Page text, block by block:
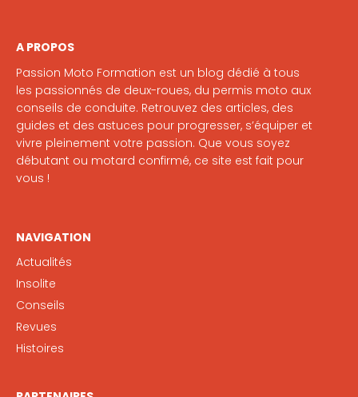
A PROPOS
Passion Moto Formation est un blog dédié à tous
les passionnés de deux-roues, du permis moto aux
conseils de conduite. Retrouvez des articles, des
guides et des astuces pour progresser, s’équiper et
vivre pleinement votre passion. Que vous soyez
débutant ou motard confirmé, ce site est fait pour
vous !
NAVIGATION
Actualités
Insolite
Conseils
Revues
Histoires